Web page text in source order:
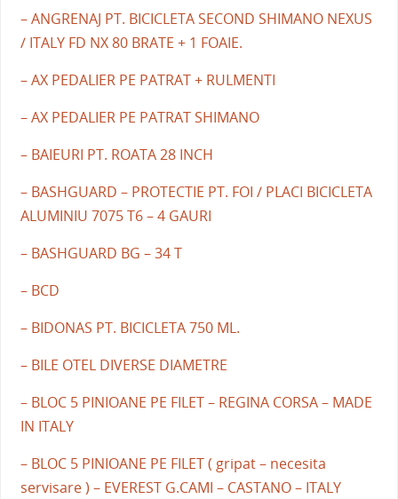
– ANGRENAJ PT. BICICLETA SECOND SHIMANO NEXUS
/ ITALY FD NX 80 BRATE + 1 FOAIE.
– AX PEDALIER PE PATRAT + RULMENTI
– AX PEDALIER PE PATRAT SHIMANO
– BAIEURI PT. ROATA 28 INCH
– BASHGUARD – PROTECTIE PT. FOI / PLACI BICICLETA
ALUMINIU 7075 T6 – 4 GAURI
– BASHGUARD BG – 34 T
– BCD
– BIDONAS PT. BICICLETA 750 ML.
– BILE OTEL DIVERSE DIAMETRE
– BLOC 5 PINIOANE PE FILET – REGINA CORSA – MADE
IN ITALY
– BLOC 5 PINIOANE PE FILET ( gripat – necesita
servisare ) – EVEREST G.CAMI – CASTANO – ITALY